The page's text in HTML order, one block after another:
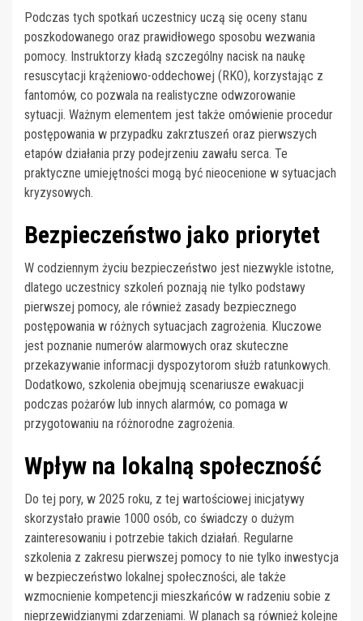
Podczas tych spotkań uczestnicy uczą się oceny stanu
poszkodowanego oraz prawidłowego sposobu wezwania
pomocy. Instruktorzy kładą szczególny nacisk na naukę
resuscytacji krążeniowo-oddechowej (RKO), korzystając z
fantomów, co pozwala na realistyczne odwzorowanie
sytuacji. Ważnym elementem jest także omówienie procedur
postępowania w przypadku zakrztuszeń oraz pierwszych
etapów działania przy podejrzeniu zawału serca. Te
praktyczne umiejętności mogą być nieocenione w sytuacjach
kryzysowych.
Bezpieczeństwo jako priorytet
W codziennym życiu bezpieczeństwo jest niezwykle istotne,
dlatego uczestnicy szkoleń poznają nie tylko podstawy
pierwszej pomocy, ale również zasady bezpiecznego
postępowania w różnych sytuacjach zagrożenia. Kluczowe
jest poznanie numerów alarmowych oraz skuteczne
przekazywanie informacji dyspozytorom służb ratunkowych.
Dodatkowo, szkolenia obejmują scenariusze ewakuacji
podczas pożarów lub innych alarmów, co pomaga w
przygotowaniu na różnorodne zagrożenia.
Wpływ na lokalną społeczność
Do tej pory, w 2025 roku, z tej wartościowej inicjatywy
skorzystało prawie 1000 osób, co świadczy o dużym
zainteresowaniu i potrzebie takich działań. Regularne
szkolenia z zakresu pierwszej pomocy to nie tylko inwestycja
w bezpieczeństwo lokalnej społeczności, ale także
wzmocnienie kompetencji mieszkańców w radzeniu sobie z
nieprzewidzianymi zdarzeniami. W planach są również kolejne